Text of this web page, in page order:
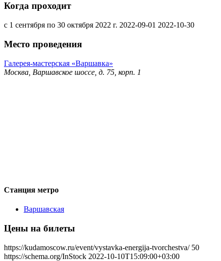
Когда проходит
с 1 сентября по 30 октября 2022 г. 2022-09-01 2022-10-30
Место проведения
Галерея-мастерская «Варшавка»
Москва, Варшавское шоссе, д. 75, корп. 1
Станция метро
Варшавская
Цены на билеты
https://kudamoscow.ru/event/vystavka-energija-tvorchestva/ 50
https://schema.org/InStock 2022-10-10T15:09:00+03:00